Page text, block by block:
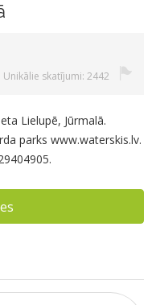
Unikālie skatījumi: 2442
Lielupē, Jūrmalā.
parks www.waterskis.lv.